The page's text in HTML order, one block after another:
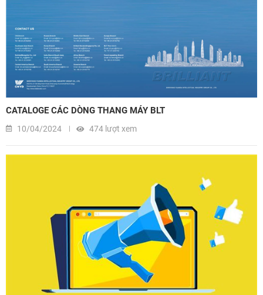
CATALOGE CÁC DÒNG THANG MÁY BLT
10/04/2024 474 lượt xem